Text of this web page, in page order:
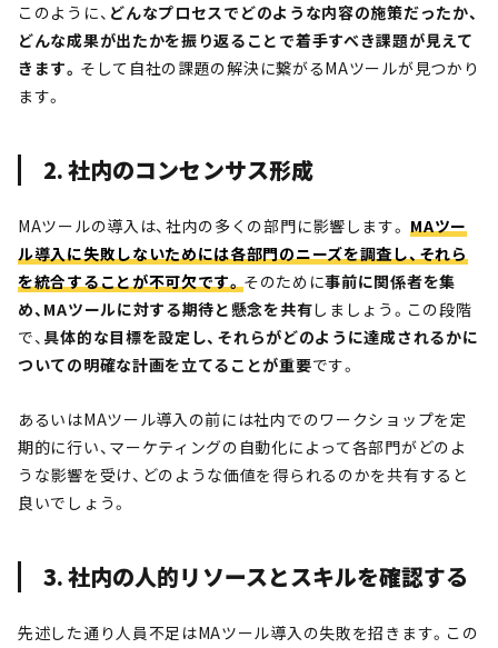
このように、 どんなプロセスでどのような内容の施策だったか、
どんな成果が出たかを振り返ることで着手すべき課題が見えて
きます。 そして自社の課題の解決に繋がるMAツールが見つかり
ます。
2. 社内のコンセンサス形成
MAツールの導入は、社内の多くの部門に影響します。MAツー
ル導入に失敗しないためには各部門のニーズを調査し、それら
を統合することが不可欠です。そのために事前に関係者を集
め、MAツールに対する期待と懸念を共有しましょう。この段階
で、 具体的な目標を設定し、それらがどのように達成されるかに
ついての明確な計画を立てることが重要です。
あるいはMAツール導入の前には社内でのワークショップを定
期的に行い、マーケティングの自動化によって各部門がどのよ
うな影響を受け、どのような価値を得られるのかを共有すると
良いでしょう。
3. 社内の人的リソースとスキルを確認する
先述した通り人員不足はMAツール導入の失敗を招きます。この